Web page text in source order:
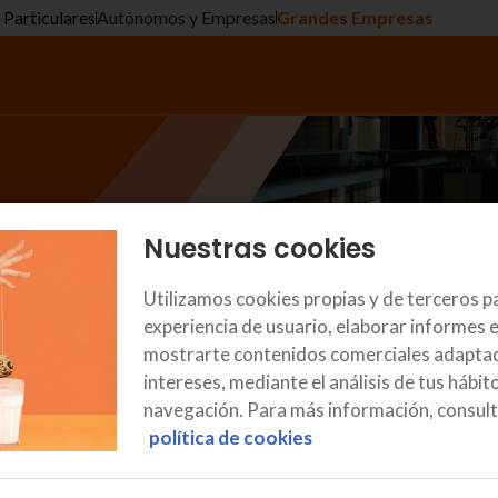
ParticularesAutónomos y EmpresasGrandes Empresas
¿Qué es?
dispositivos, software, seguridad y
experiencia del empleado (DEX).
Nuestras cookies
Utilizamos cookies propias y de terceros
experiencia de usuario, elaborar informes
mostrarte contenidos comerciales
intereses, mediante el análisis de tus
navegación. Para más información,
política de cookies